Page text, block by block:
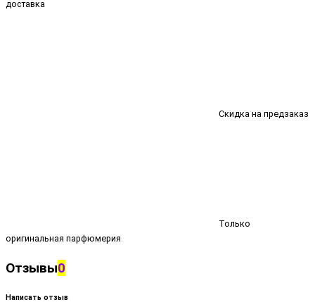
доставка
Скидка на предзаказ
Только
оригинальная парфюмерия
Отзывы0
Написать отзыв